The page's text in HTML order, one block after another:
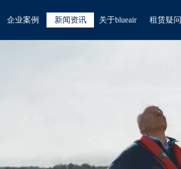
企业案例 新闻资讯 关于blueair 租赁疑问